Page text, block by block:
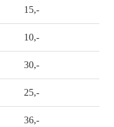
15,-
10,-
30,-
25,-
36,-